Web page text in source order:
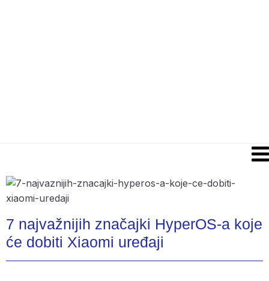
7 najvažnijih značajki HyperOS-a koje
će dobiti Xiaomi uređaji